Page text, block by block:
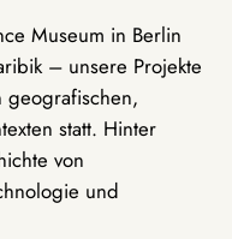
Museum in Berlin
– unsere Projekte
statt. Hinter
von
und